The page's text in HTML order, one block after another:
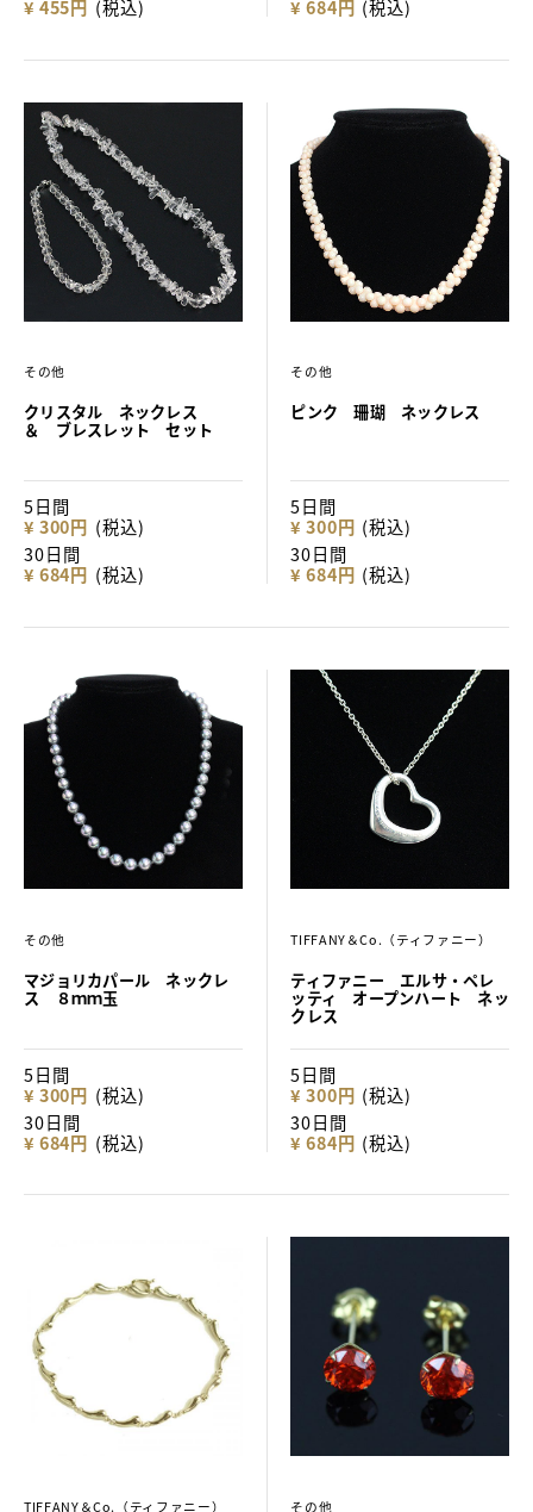
¥ 455円 (税込) ¥ 684円 (税込)
その他
クリスタル ネックレス
＆ ブレスレット セット
5日間
¥ 300円 (税込)
30日間
¥ 684円 (税込)
その他
ピンク 珊瑚 ネックレス
5日間
¥ 300円 (税込)
30日間
¥ 684円 (税込)
その他
マジョリカパール ネックレ
ス ８ｍｍ玉
5日間
¥ 300円 (税込)
30日間
¥ 684円 (税込)
TIFFANY＆Co.（ティファニー）
ティファニー エルサ・ペレ
ッティ オープンハート ネッ
クレス
5日間
¥ 300円 (税込)
30日間
¥ 684円 (税込)
TIFFANY＆Co.（ティファニー） その他